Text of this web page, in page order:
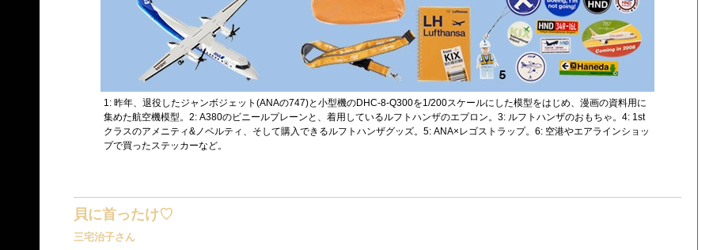
1: 昨年、退役したジャンボジェット(ANAの747)と小型機のDHC-8-Q300を1/200スケールにした模型をはじめ、漫画の資料用に
集めた航空機模型。2: A380のビニールプレーンと、着用しているルフトハンザのエプロン。3: ルフトハンザのおもちゃ。4: 1st
クラスのアメニティ&ノベルティ、そして購入できるルフトハンザグッズ。5: ANA×レゴストラップ。6: 空港やエアラインショッ
プで買ったステッカーなど。
貝に首ったけ♡
三宅治子さん